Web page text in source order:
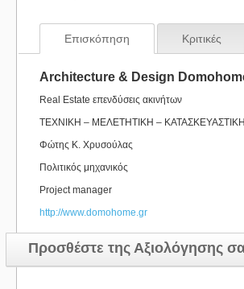
Επισκόπηση Κριτικές
Architecture & Design
Real Estate επενδύσεις ακινήτων
ΤΕΧΝΙΚΗ – ΜΕΛΕΤΗΤΙΚΗ – ΚΑΤΑΣΚΕΥΑΣΤΙΚΗ
Φώτης Κ. Χρυσούλας
Πολιτικός μηχανικός
Project manager
http://www.domohome.gr
Προσθέστε της Αξιολόγησης